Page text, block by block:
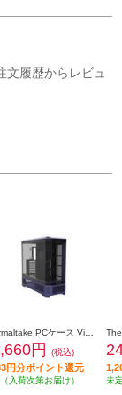
文履歴からレビュ
Thermaltake PCケース View 600 TG Future Dusk CA-11H-00FNWN-00
円 (税込)
円分ポイント還元
入荷次第お届け） 未